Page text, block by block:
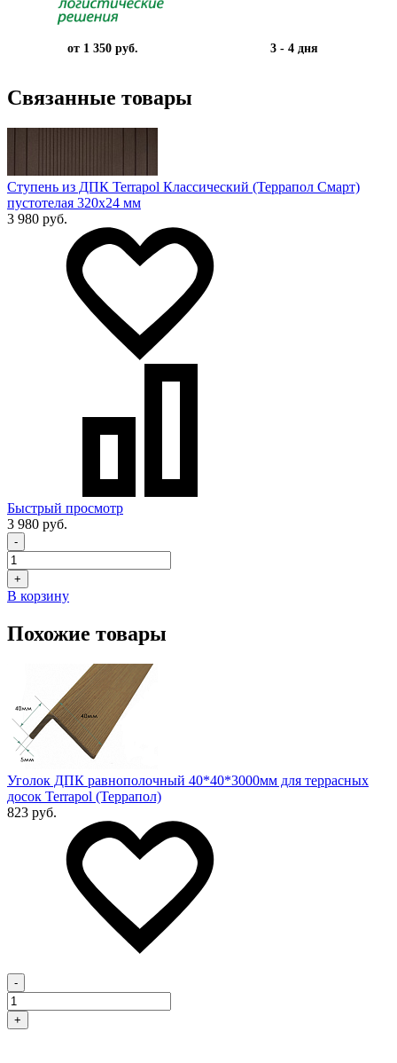
от 1 350 руб. 3 - 4 дня
Связанные товары
Ступень из ДПК Terrapol Классический (Террапол Смарт)
пустотелая 320х24 мм
3 980 руб.
Быстрый просмотр
3 980 руб.
-
+
В корзину
Похожие товары
Уголок ДПК равнополочный 40*40*3000мм для террасных
досок Terrapol (Террапол)
823 руб.
-
+